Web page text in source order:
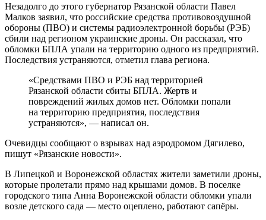
Незадолго до этого губернатор Рязанской области Павел
Малков заявил, что российские средства противовоздушной
обороны (ПВО) и системы радиоэлектронной борьбы (РЭБ)
сбили над регионом украинские дроны. Он рассказал, что
обломки БПЛА упали на территорию одного из предприятий.
Последствия устраняются, отметил глава региона.
«Средствами ПВО и РЭБ над территорией
Рязанской области сбиты БПЛА. Жертв и
повреждений жилых домов нет. Обломки попали
на территорию предприятия, последствия
устраняются», — написал он.
Очевидцы сообщают о взрывах над аэродромом Дягилево,
пишут «Рязанские новости».
В Липецкой и Воронежской областях жители заметили дроны,
которые пролетали прямо над крышами домов. В поселке
городского типа Анна Воронежской области обломки упали
возле детского сада — место оцеплено, работают сапёры.